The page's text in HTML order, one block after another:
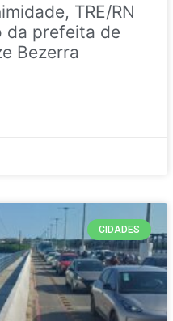
TRE/RN
da prefeita de
Bezerra
CIDADES